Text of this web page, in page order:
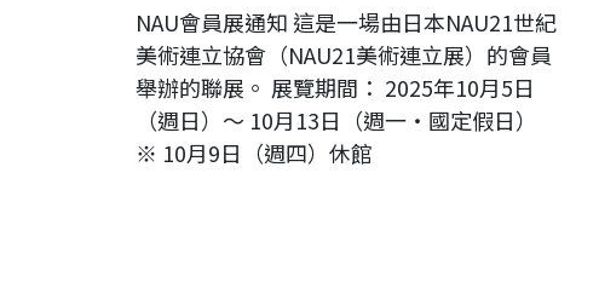
NAU會員展通知 這是一場由日本NAU21世紀
美術連立協會（NAU21美術連立展）的會員
舉辦的聯展。 展覽期間： 2025年10月5日
（週日）～ 10月13日（週一・國定假日）
※ 10月9日（週四）休館